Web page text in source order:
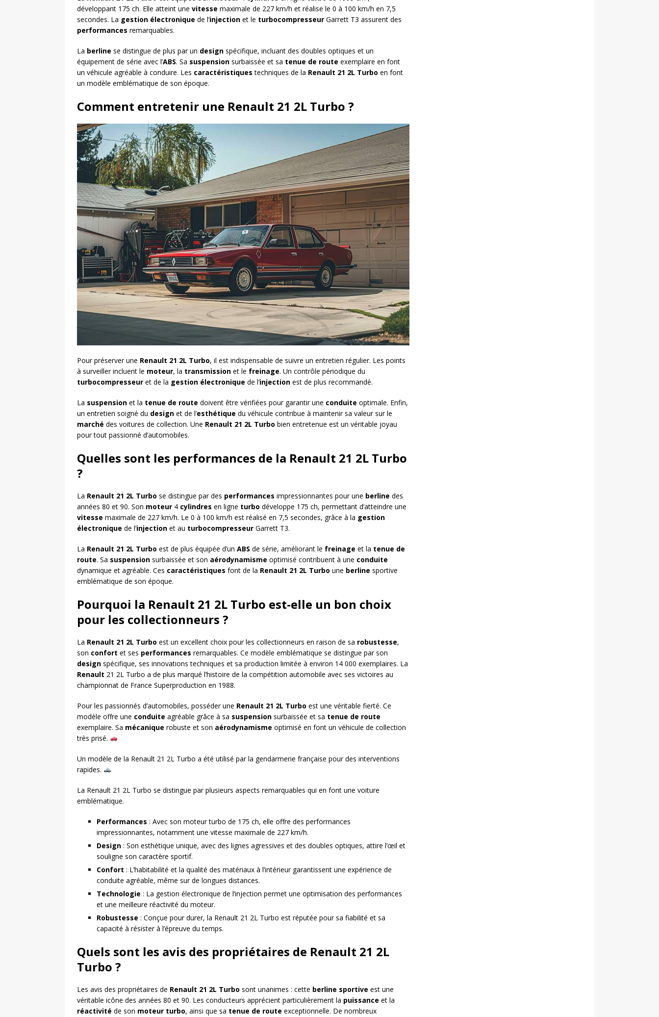
développant 175 ch. Elle atteint une vitesse maximale de 227 km/h et réalise le 0 à 100 km/h en 7,5
secondes. La gestion électronique de l’injection et le turbocompresseur Garrett T3 assurent des
performances remarquables.
La berline se distingue de plus par un design spécifique, incluant des doubles optiques et un
équipement de série avec l’ABS. Sa suspension surbaissée et sa tenue de route exemplaire en font
un véhicule agréable à conduire. Les caractéristiques techniques de la Renault 21 2L Turbo en font
un modèle emblématique de son époque.
Comment entretenir une Renault 21 2L Turbo ?
Pour préserver une Renault 21 2L Turbo, il est indispensable de suivre un entretien régulier. Les points
à surveiller incluent le moteur, la transmission et le freinage. Un contrôle périodique du
turbocompresseur et de la gestion électronique de l’injection est de plus recommandé.
La suspension et la tenue de route doivent être vérifiées pour garantir une conduite optimale. Enfin,
un entretien soigné du design et de l’esthétique du véhicule contribue à maintenir sa valeur sur le
marché des voitures de collection. Une Renault 21 2L Turbo bien entretenue est un véritable joyau
pour tout passionné d’automobiles.
Quelles sont les performances de la Renault 21 2L Turbo
?
La Renault 21 2L Turbo se distingue par des performances impressionnantes pour une berline des
années 80 et 90. Son moteur 4 cylindres en ligne turbo développe 175 ch, permettant d’atteindre une
vitesse maximale de 227 km/h. Le 0 à 100 km/h est réalisé en 7,5 secondes, grâce à la gestion
électronique de l’injection et au turbocompresseur Garrett T3.
La Renault 21 2L Turbo est de plus équipée d’un ABS de série, améliorant le freinage et la tenue de
route. Sa suspension surbaissée et son aérodynamisme optimisé contribuent à une conduite
dynamique et agréable. Ces caractéristiques font de la Renault 21 2L Turbo une berline sportive
emblématique de son époque.
Pourquoi la Renault 21 2L Turbo est-elle un bon choix
pour les collectionneurs ?
La Renault 21 2L Turbo est un excellent choix pour les collectionneurs en raison de sa robustesse,
son confort et ses performances remarquables. Ce modèle emblématique se distingue par son
design spécifique, ses innovations techniques et sa production limitée à environ 14 000 exemplaires. La
Renault 21 2L Turbo a de plus marqué l’histoire de la compétition automobile avec ses victoires au
championnat de France Superproduction en 1988.
Pour les passionnés d’automobiles, posséder une Renault 21 2L Turbo est une véritable fierté. Ce
modèle offre une conduite agréable grâce à sa suspension surbaissée et sa tenue de route
exemplaire. Sa mécanique robuste et son aérodynamisme optimisé en font un véhicule de collection
très prisé.
Un modèle de la Renault 21 2L Turbo a été utilisé par la gendarmerie française pour des interventions
rapides.
La Renault 21 2L Turbo se distingue par plusieurs aspects remarquables qui en font une voiture
emblématique.
Performances : Avec son moteur turbo de 175 ch, elle offre des performances
impressionnantes, notamment une vitesse maximale de 227 km/h.
Design : Son esthétique unique, avec des lignes agressives et des doubles optiques, attire l’œil et
souligne son caractère sportif.
Confort : L’habitabilité et la qualité des matériaux à l’intérieur garantissent une expérience de
conduite agréable, même sur de longues distances.
Technologie : La gestion électronique de l’injection permet une optimisation des performances
et une meilleure réactivité du moteur.
Robustesse : Conçue pour durer, la Renault 21 2L Turbo est réputée pour sa fiabilité et sa
capacité à résister à l’épreuve du temps.
Quels sont les avis des propriétaires de Renault 21 2L
Turbo ?
Les avis des propriétaires de Renault 21 2L Turbo sont unanimes : cette berline sportive est une
véritable icône des années 80 et 90. Les conducteurs apprécient particulièrement la puissance et la
réactivité de son moteur turbo, ainsi que sa tenue de route exceptionnelle. De nombreux